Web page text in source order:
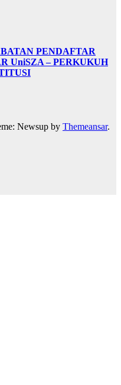
PENDAFTAR
UniSZA – PERKUKUH
Newsup by Themeansar.